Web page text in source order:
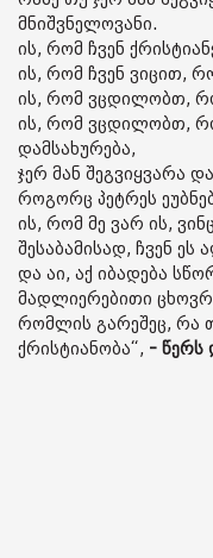
მნიშვნელოვანი.
ის, რომ ჩვენ
ის, რომ ჩვენ ვიცით,
ის, რომ ვცდილობთ,
ის, რომ ვცდილობთ,
დამსახურება,
ჯერ მან შეგვიყვარა
როგორც პეტრეს
ის, რომ მე ვარ ის,
შესაბამისად, ჩვენ ეს
და აი, აქ იბადება
მადლიერებითი
რომლის გარეშეც, რა
ქრისტიანობა“, - წერს